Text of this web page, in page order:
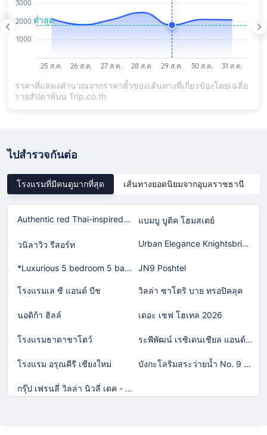
ราคาที่แสดงคำนวณจากราคาตั๋วของเส้นทางที่เกี่ยวข้องโดยเฉลี่ย
รายสัปดาห์บน Trip.co.th
ไปสำรวจกันต่อ
โรงแรมที่มีคนดูมากที่สุด เส้นทางยอดนิยมจากอุบลราชธานี
Authentic red Thai-inspired home in Laguna! แบมบู บูติค โฮมสเตย์
วนิลาวิว รีสอร์ท Urban Elegance Knightsbridge BTS Bearing
*Luxurious 5 bedroom 5 bathroom Gym Views v138 JN9 Poshtel
โรงแรมเล ซี แอนด์ บีช วิลล่า ซาโตริ บาย ทรอปิคลุค
นอดิก้า ฮิลล์ เดอะ เชฟ โฮเทล 2026
โรงแรมธาดาชาโตว์ ระพีพัฒน์ เรซิเดนเชียล แอนด์ รีสอร์ท
โรงแรม อรุณคีรี เชียงใหม่ บังกะโลริมสระว่ายน้ำ No. 9 (วอกตั้ม)
กรุ๊ป เฟรนลี่ วิลล่า นิวลี่ เดค - พูล เคทีวี แอนดื บาร์บีคิว